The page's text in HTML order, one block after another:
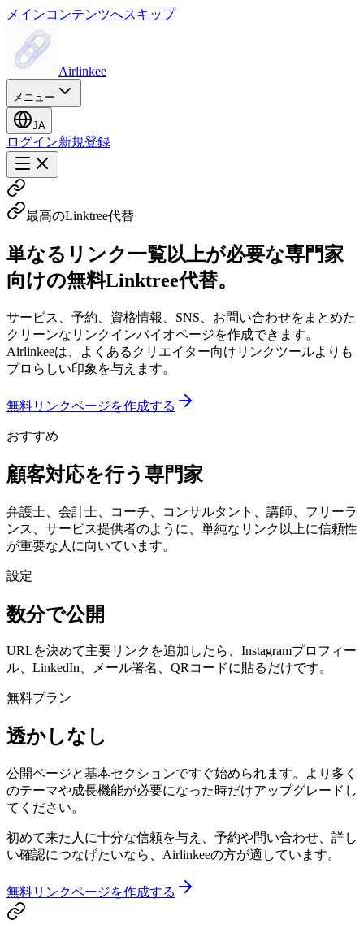
メインコンテンツへスキップ
Airlinkee
メニュー
JA
ログイン新規登録
最高のLinktree代替
単なるリンク一覧以上が必要な専門家
向けの無料Linktree代替。
サービス、予約、資格情報、SNS、お問い合わせをまとめた
クリーンなリンクインバイオページを作成できます。
Airlinkeeは、よくあるクリエイター向けリンクツールよりも
プロらしい印象を与えます。
無料リンクページを作成する
おすすめ
顧客対応を行う専門家
弁護士、会計士、コーチ、コンサルタント、講師、フリーラ
ンス、サービス提供者のように、単純なリンク以上に信頼性
が重要な人に向いています。
設定
数分で公開
URLを決めて主要リンクを追加したら、Instagramプロフィー
ル、LinkedIn、メール署名、QRコードに貼るだけです。
無料プラン
透かしなし
公開ページと基本セクションですぐ始められます。より多く
のテーマや成長機能が必要になった時だけアップグレードし
てください。
初めて来た人に十分な信頼を与え、予約や問い合わせ、詳し
い確認につなげたいなら、Airlinkeeの方が適しています。
無料リンクページを作成する